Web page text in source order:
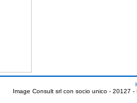
Image Consult srl con socio unico - 20127